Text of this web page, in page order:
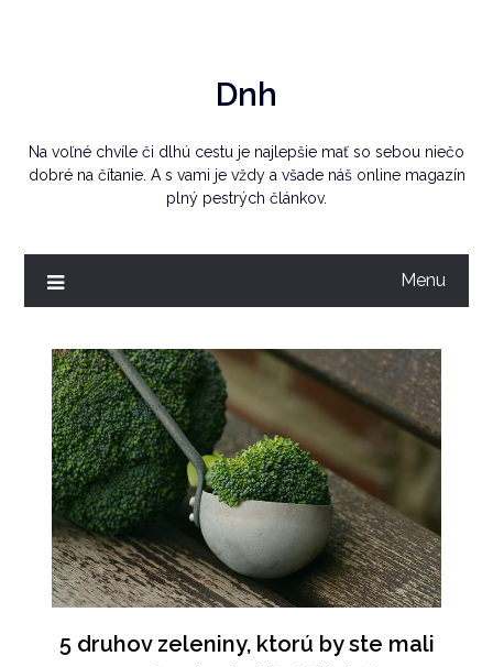
Dnh
Na voľné chvíle či dlhú cestu je najlepšie mať so sebou niečo
dobré na čítanie. A s vami je vždy a všade náš online magazín
plný pestrých článkov.
Menu
5 druhov zeleniny, ktorú by ste mali